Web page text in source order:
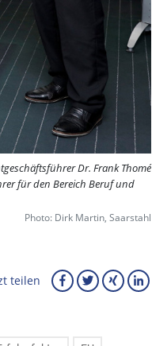
Dr. Frank Thomé
für den Bereich Beruf und
Photo: Dirk Martin, Saarstahl
teilen